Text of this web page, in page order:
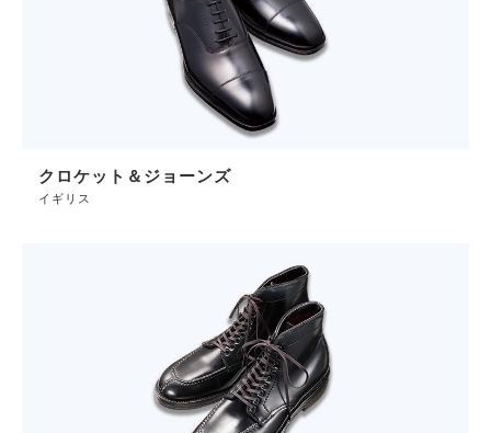
クロケット＆ジョーンズ
イギリス